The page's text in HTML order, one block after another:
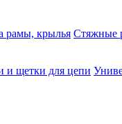
рамы, крылья Стяжные
и щетки для цепи